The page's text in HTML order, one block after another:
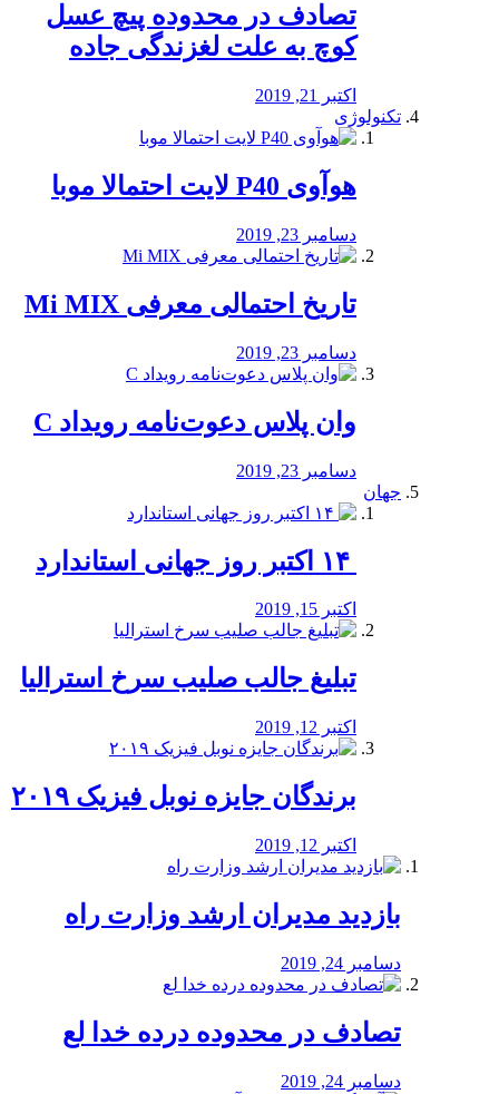
تصادف در محدوده پیچ عسل
کوچ به علت لغزندگی جاده
اکتبر 21, 2019
تکنولوژی
هوآوی P40 لایت احتمالا موبا
دسامبر 23, 2019
تاریخ احتمالی معرفی Mi MIX
دسامبر 23, 2019
وان پلاس دعوت‌نامه رویداد C
دسامبر 23, 2019
جهان
اکتبر 15, 2019
تبلیغ جالب صلیب سرخ استرالیا
اکتبر 12, 2019
برندگان جایزه نوبل فیزیک ۲۰۱۹
اکتبر 12, 2019
بازدید مدیران ارشد وزارت راه
دسامبر 24, 2019
تصادف در محدوده درده خدا لع
دسامبر 24, 2019